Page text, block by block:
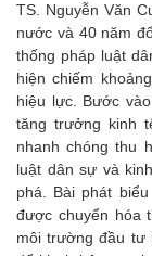
TS. Nguyễn Văn
nước và 40 năm
thống pháp luật
hiện chiếm
hiệu lực. Bước
tăng trưởng kinh
nhanh chóng thu
luật dân sự và
phá. Bài phát
được chuyển hóa
môi trường đầu tư